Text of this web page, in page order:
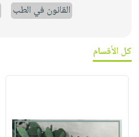
القانون في الطب
كل الأقسام